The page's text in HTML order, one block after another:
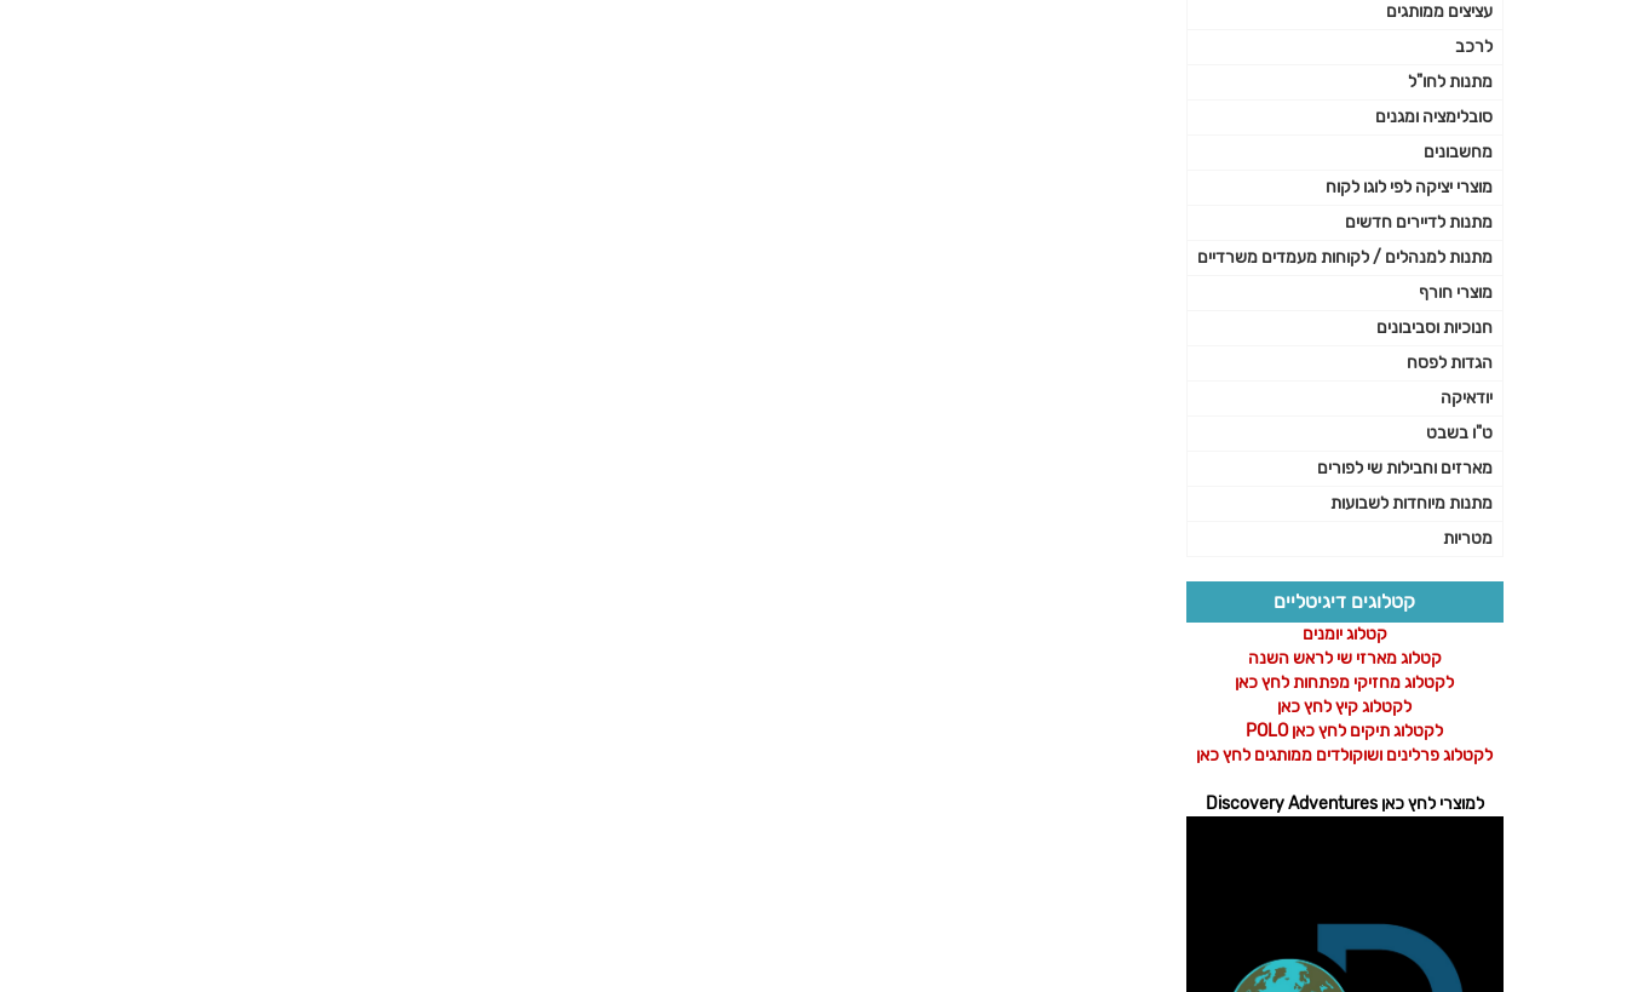
עציצים ממותגים
לרכב
מתנות לחו"ל
סובלימציה ומגנים
מחשבונים
מוצרי יציקה לפי לוגו לקוח
מתנות לדיירים חדשים
מתנות למנהלים / לקוחות מעמדים משרדיים
מוצרי חורף
חנוכיות וסביבונים
הגדות לפסח
יודאיקה
ט"ו בשבט
מארזים וחבילות שי לפורים
מתנות מיוחדות לשבועות
מטריות
קטלוגים דיגיטליים
קטלוג יומנים
קטלוג מארזי שי לראש השנה
לקטלוג מחזיקי מפתחות לחץ כאן
לקטלוג קיץ לחץ כאן
לקטלוג תיקים לחץ כאן POLO
לקטלוג פרלינים ושוקולדים ממותגים לחץ כאן
למוצרי לחץ כאן Discovery Adventures